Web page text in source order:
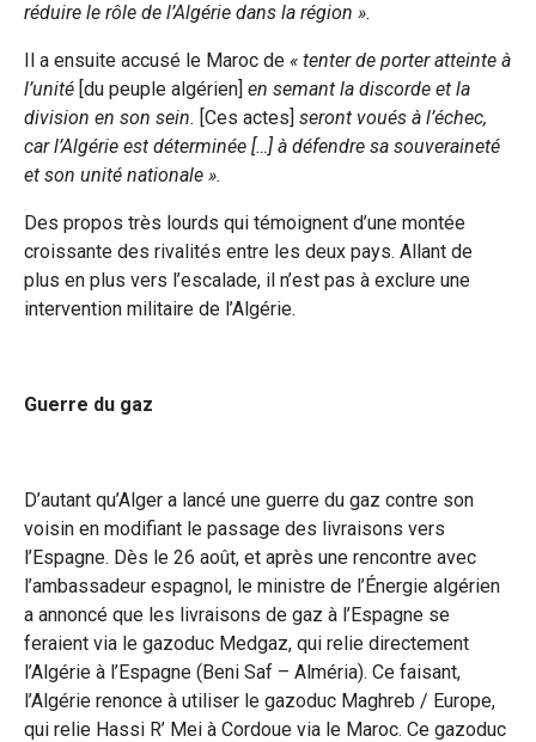
réduire le rôle de l’Algérie dans la région ».
Il a ensuite accusé le Maroc de « tenter de porter atteinte à
l’unité [du peuple algérien] en semant la discorde et la
division en son sein. [Ces actes] seront voués à l’échec,
car l’Algérie est déterminée […] à défendre sa souveraineté
et son unité nationale ».
Des propos très lourds qui témoignent d’une montée
croissante des rivalités entre les deux pays. Allant de
plus en plus vers l’escalade, il n’est pas à exclure une
intervention militaire de l’Algérie.
Guerre du gaz
D’autant qu’Alger a lancé une guerre du gaz contre son
voisin en modifiant le passage des livraisons vers
l’Espagne. Dès le 26 août, et après une rencontre avec
l’ambassadeur espagnol, le ministre de l’Énergie algérien
a annoncé que les livraisons de gaz à l’Espagne se
feraient via le gazoduc Medgaz, qui relie directement
l’Algérie à l’Espagne (Beni Saf – Alméria). Ce faisant,
l’Algérie renonce à utiliser le gazoduc Maghreb / Europe,
qui relie Hassi R’ Mei à Cordoue via le Maroc. Ce gazoduc